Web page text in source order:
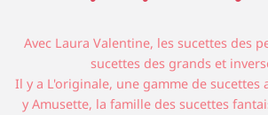
Avec Laura Valentine, les sucettes des
sucettes des grands et
Il y a L'originale, une gamme de sucettes
y Amusette, la famille des sucettes